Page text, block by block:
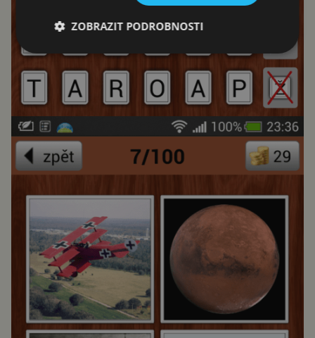
ZOBRAZIT PODROBNOSTI